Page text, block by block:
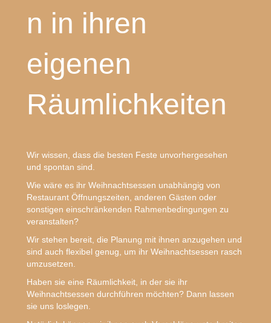
n in ihren
eigenen
Räumlichkeiten
Wir wissen, dass die besten Feste unvorhergesehen
und spontan sind.​
Wie wäre es ihr Weihnachtsessen unabhängig von
Restaurant Öffnungszeiten, anderen Gästen oder
sonstigen einschränkenden Rahmenbedingungen zu
veranstalten?
Wir stehen bereit, die Planung mit ihnen anzugehen und
sind auch flexibel genug, um ihr Weihnachtsessen rasch
umzusetzen.
Haben sie eine Räumlichkeit, in der sie ihr
Weihnachtsessen durchführen möchten? Dann lassen
sie uns loslegen.